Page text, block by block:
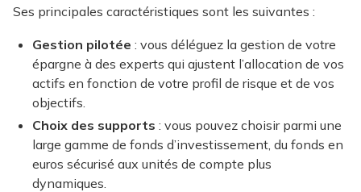
Ses principales caractéristiques sont les suivantes :
Gestion pilotée : vous déléguez la gestion de votre
épargne à des experts qui ajustent l’allocation de vos
actifs en fonction de votre profil de risque et de vos
objectifs.
Choix des supports : vous pouvez choisir parmi une
large gamme de fonds d’investissement, du fonds en
euros sécurisé aux unités de compte plus
dynamiques.